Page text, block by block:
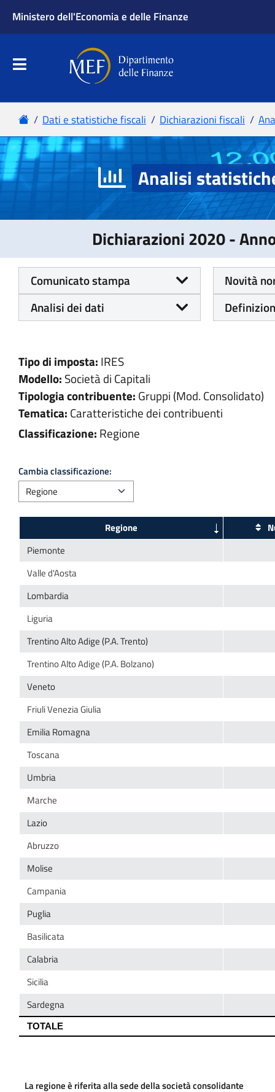
Analisi
Dichiarazioni 2020 -
Comunicato stampa
Novità
Analisi dei dati
Tipo di imposta: IRES
Modello: Società di Capitali
Tipologia contribuente: Gruppi (Mod. Consolidato)
Tematica: Caratteristiche dei contribuenti
Classificazione: Regione
Cambia classificazione:
La regione è riferita alla sede della società consolidante